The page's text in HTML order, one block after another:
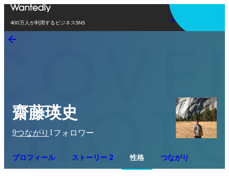
400万人が利用するビジネスSNS
アプリを使う
齋藤瑛史
9つながり 1 フォロワー
プロフィール ストーリー 2 性格 つながり